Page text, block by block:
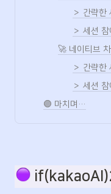
＞ 간략한
＞ 세션
🚀 네이티브
＞ 간략한
＞ 세션
🟣 마치며…